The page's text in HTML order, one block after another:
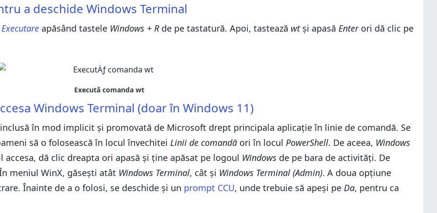
a deschide Windows Terminal
Executare apăsând tastele Windows + Rde pe tastatură. Apoi, tastează wtși apasă Enterori dă clic pe
Windows Terminal (doar în Windows 11)
în mod implicit și promovată de Microsoft drept principala aplicație în linie de comandă. Se
să o folosească în locul învechitei Linii de comandă ori în locul PowerShell. De aceea, Windows
accesa, dă clic dreapta ori apasă și ține apăsat pe logoul Windows de pe bara de activități. De
meniul WinX, găsești atât Windows Terminal, cât și Windows Terminal (Admin). A doua opțiune
Înainte de a o folosi, se deschide și un prompt CCU, unde trebuie să apeși pe Da, pentru ca